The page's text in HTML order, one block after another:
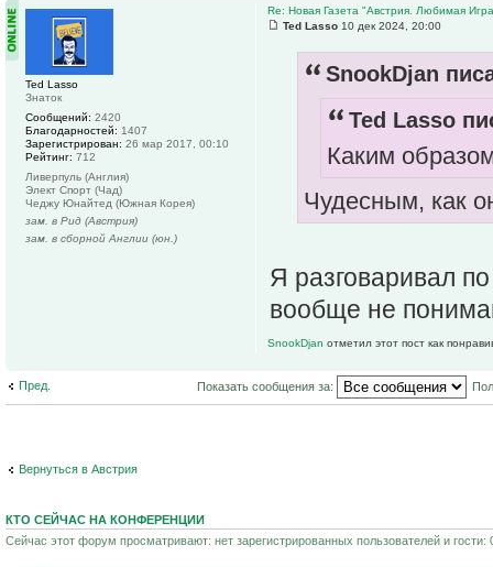
Re: Новая Газета "Австрия. Любимая
Ted Lasso 10 дек 2024, 20:00
SnookDjan
Ted Lasso
Каким
Чудесным, как
Я разговаривал
вообще не
SnookDjan отметил этот пост как
Ted Lasso
Знаток
Сообщений: 2420
Благодарностей: 1407
Зарегистрирован: 26 мар 2017, 00:10
Рейтинг: 712
Ливерпуль (Англия)
Элект Спорт (Чад)
Чеджу Юнайтед (Южная Корея)
зам. в Рид (Австрия)
зам. в сборной Англии (юн.)
Пред. Показать сообщения за:
Вернуться в Австрия
КТО СЕЙЧАС НА КОНФЕРЕНЦИИ
Сейчас этот форум просматривают: нет зарегистрированных пользователей и гости: